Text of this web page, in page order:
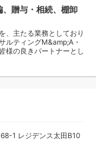
贈与・相続、棚卸
、主たる業務としており
ルティングM&amp;A・
様の良きパートナーとし
1 レジデンス太田B10